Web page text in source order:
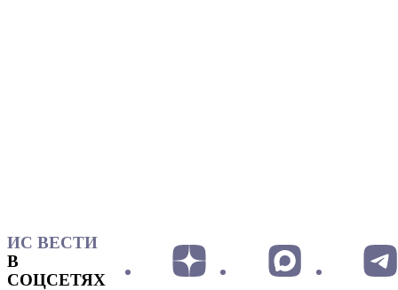
ИС ВЕСТИ
В
СОЦСЕТЯХ